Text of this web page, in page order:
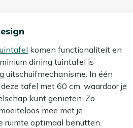
komen functionaliteit en
dining tuintafel is
uitschuifmechanisme. In één
tafel met 60 cm, waardoor je
kunt genieten. Zo
mee met je
ruimte optimaal benutten.